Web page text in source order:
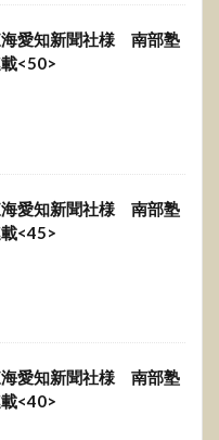
愛知新聞社様 南部塾
<50>
愛知新聞社様 南部塾
<45>
愛知新聞社様 南部塾
<40>